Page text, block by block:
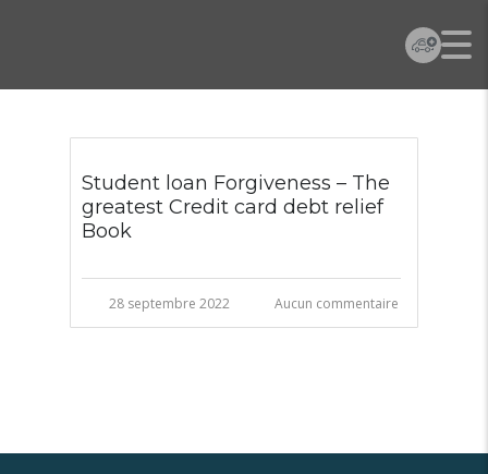
Student loan Forgiveness – The
greatest Credit card debt relief
Book
28 septembre 2022 Aucun commentaire